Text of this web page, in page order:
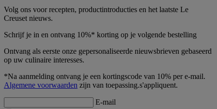
Volg ons voor recepten, productintroducties en het laatste Le
Creuset nieuws.
Schrijf je in en ontvang 10%* korting op je volgende bestelling
Ontvang als eerste onze gepersonaliseerde nieuwsbrieven gebaseerd
op uw culinaire interesses.
*Na aanmelding ontvang je een kortingscode van 10% per e-mail.
Algemene voorwaarden zijn van toepassing.s'appliquent.
E-mail